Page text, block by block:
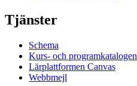
Tjänster
Schema
Kurs- och programkatalogen
Lärplattformen Canvas
Webbmejl